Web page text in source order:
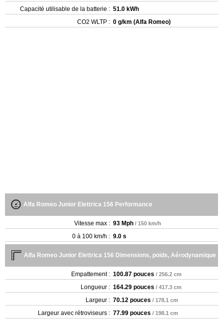
Capacité utilisable de la batterie : 51.0 kWh
CO2 WLTP : 0 g/km (Alfa Romeo)
Alfa Romeo Junior Elettrica 156 Performance
Vitesse max : 93 Mph / 150 km/h
0 à 100 km/h : 9.0 s
Alfa Romeo Junior Elettrica 156 Dimensions, poids, Aérodynamique
Empattement : 100.87 pouces / 256.2 cm
Longueur : 164.29 pouces / 417.3 cm
Largeur : 70.12 pouces / 178.1 cm
Largeur avec rétroviseurs : 77.99 pouces / 198.1 cm